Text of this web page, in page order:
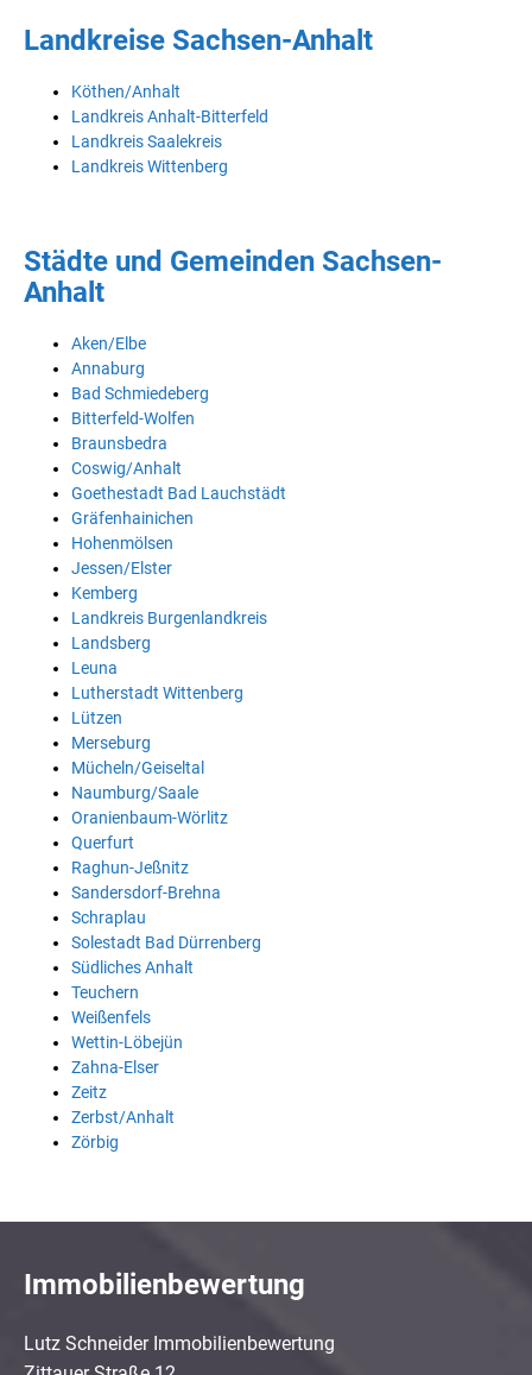
Landkreise Sachsen-Anhalt
Köthen/Anhalt
Landkreis Anhalt-Bitterfeld
Landkreis Saalekreis
Landkreis Wittenberg
Städte und Gemeinden Sachsen-
Anhalt
Aken/Elbe
Annaburg
Bad Schmiedeberg
Bitterfeld-Wolfen
Braunsbedra
Coswig/Anhalt
Goethestadt Bad Lauchstädt
Gräfenhainichen
Hohenmölsen
Jessen/Elster
Kemberg
Landkreis Burgenlandkreis
Landsberg
Leuna
Lutherstadt Wittenberg
Lützen
Merseburg
Mücheln/Geiseltal
Naumburg/Saale
Oranienbaum-Wörlitz
Querfurt
Raghun-Jeßnitz
Sandersdorf-Brehna
Schraplau
Solestadt Bad Dürrenberg
Südliches Anhalt
Teuchern
Weißenfels
Wettin-Löbejün
Zahna-Elser
Zeitz
Zerbst/Anhalt
Zörbig
Immobilienbewertung
Lutz Schneider Immobilienbewertung